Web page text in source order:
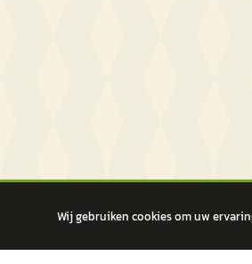
Wij gebruiken cookies om uw